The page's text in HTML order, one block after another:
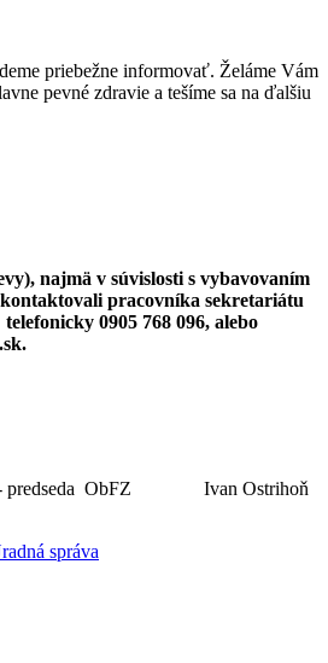
priebežne informovať. Želáme Vám
pevné zdravie a tešíme sa na ďalšiu
najmä v súvislosti s vybavovaním
pracovníka sekretariátu
0905 768 096, alebo
- predseda ObFZ Ivan Ostrihoň
správa